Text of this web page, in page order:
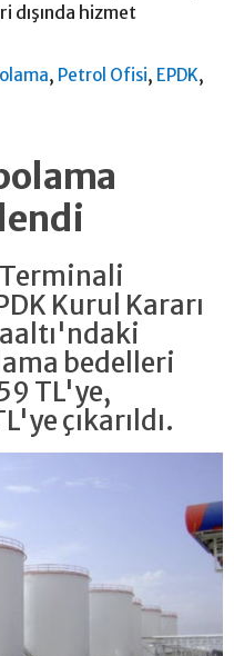
dışında hizmet
, Petrol Ofisi, EPDK,
Kurul Kararı
bedelleri
TL'ye,
çıkarıldı.